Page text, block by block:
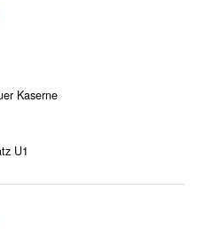
Kaserne
U1